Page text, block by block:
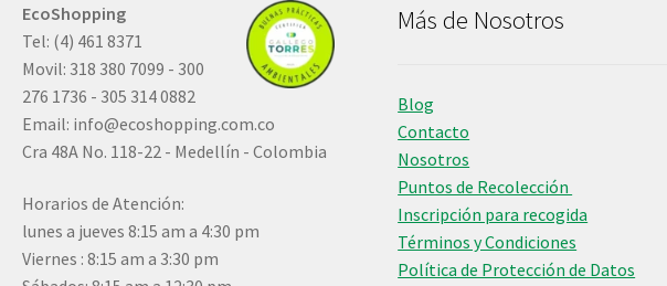
EcoShopping
Tel: (4) 461 8371
Movil: 318 380 7099 - 300
276 1736 - 305 314 0882
Email: info@ecoshopping.com.co
Cra 48A No. 118-22 - Medellín - Colombia
Horarios de Atención:
lunes a jueves 8:15 am a 4:30 pm
Viernes : 8:15 am a 3:30 pm
Más de Nosotros
Blog
Contacto
Nosotros
Puntos de Recolección
Inscripción para recogida
Términos y Condiciones
Política de Protección de Datos